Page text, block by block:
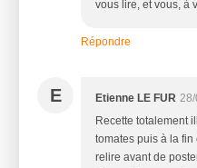
vous lire, et vous, à
Répondre
E Etienne LE FUR
Recette totalement
tomates puis à la
relire avant de